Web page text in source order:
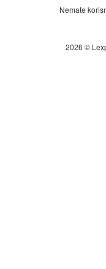
Nemate
2026 ©